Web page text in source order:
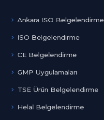
Ankara ISO Belgelendirme
ISO Belgelendirme
CE Belgelendirme
GMP Uygulamaları
TSE Ürün Belgelendirme
Helal Belgelendirme